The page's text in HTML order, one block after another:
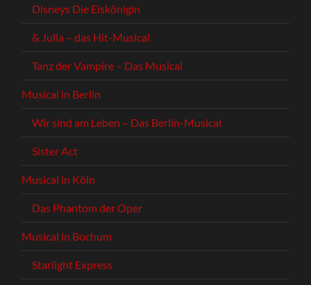
Disneys Die Eiskönigin
& Julia – das Hit-Musical
Tanz der Vampire – Das Musical
Musical in Berlin
Wir sind am Leben – Das Berlin-Musical
Sister Act
Musical in Köln
Das Phantom der Oper
Musical in Bochum
Starlight Express